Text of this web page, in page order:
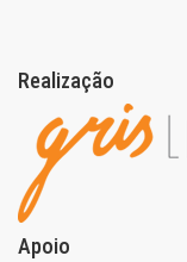
Realização
Apoio